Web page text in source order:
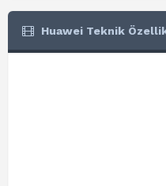
Huawei Teknik